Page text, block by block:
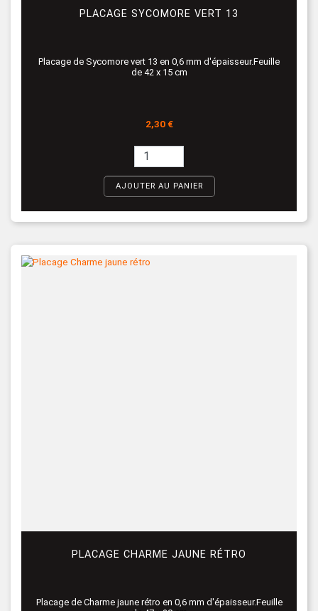
PLACAGE SYCOMORE VERT 13
Placage de Sycomore vert 13 en 0,6 mm d'épaisseur.Feuille
de 42 x 15 cm
Prix
2,30 €
AJOUTER AU PANIER
PLACAGE CHARME JAUNE RÉTRO
Placage de Charme jaune rétro en 0,6 mm d'épaisseur.Feuille